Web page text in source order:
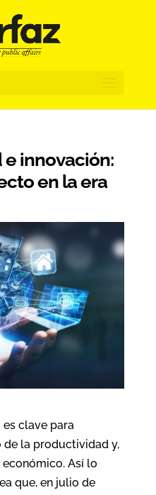
innovación:
en la era
clave para
la productividad y,
Así lo
que, en julio de